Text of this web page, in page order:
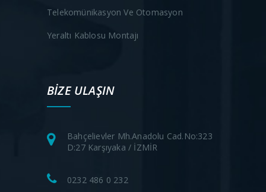
Telekomünikasyon Ve Otomasyon
Yeraltı Kablosu Montajı
BİZE ULAŞIN
Bahçelievler Mh.Anadolu Cad.No:323
D:27 Karşıyaka / İZMİR
0232 486 0 232